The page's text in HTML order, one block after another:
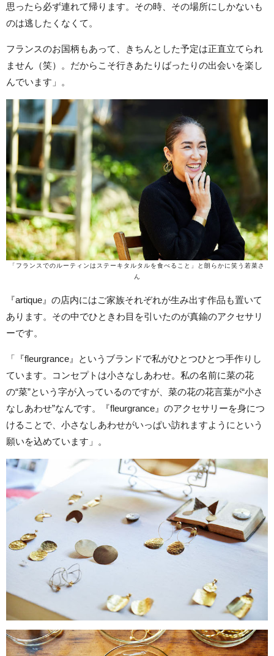
思ったら必ず連れて帰ります。その時、その場所にしかないも
のは逃したくなくて。
フランスのお国柄もあって、きちんとした予定は正直立てられ
ません（笑）。だからこそ行きあたりばったりの出会いを楽し
んでいます」。
「フランスでのルーティンはステーキタルタルを食べること」と朗らかに笑う若菜さ
ん
『artique』の店内にはご家族それぞれが生み出す作品も置いて
あります。その中でひときわ目を引いたのが真鍮のアクセサリ
ーです。
「『fleurgrance』というブランドで私がひとつひとつ手作りし
ています。コンセプトは小さなしあわせ。私の名前に菜の花
の“菜”という字が入っているのですが、菜の花の花言葉が“小さ
なしあわせ”なんです。『fleurgrance』のアクセサリーを身につ
けることで、小さなしあわせがいっぱい訪れますようにという
願いを込めています」。